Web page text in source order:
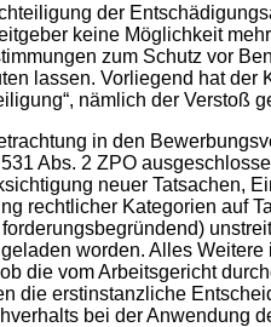
der
keine Möglichkeit
zum Schutz vor
lassen. Vorliegend hat
nämlich der Verstoß
in den
Abs. 2 ZPO
neuer Tatsachen,
rechtlicher Kategorien auf
worden. Alles
die vom Arbeitsgericht
die erstinstanzliche
bei der Anwendung